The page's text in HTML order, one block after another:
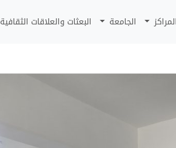
المراكز الجامعة البعثات والعلاقات الثقافية